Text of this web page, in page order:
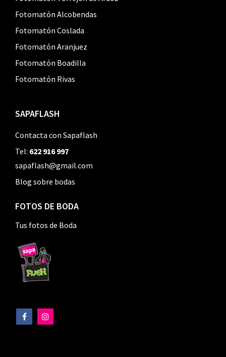
Fotomatón Alcobendas
Fotomatón Coslada
Fotomatón Aranjuez
Fotomatón Boadilla
Fotomatón Rivas
SAPAFLASH
Contacta con Sapaflash
Tel: 622 916 997
sapaflash@gmail.com
Blog sobre bodas
FOTOS DE BODA
Tus fotos de Boda